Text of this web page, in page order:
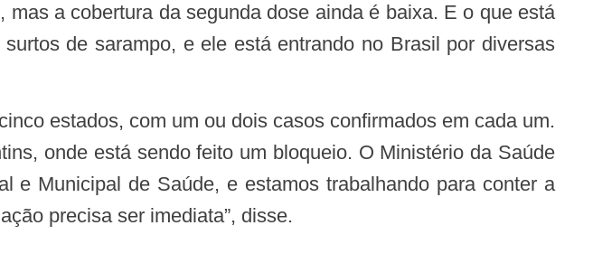
a cobertura da segunda dose ainda é baixa. E o que está
de sarampo, e ele está entrando no Brasil por diversas
onde está sendo feito um bloqueio. O Ministério da Saúde
e Municipal de Saúde, e estamos trabalhando para conter a
precisa ser imediata”, disse.